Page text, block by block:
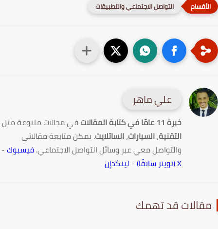
التواصل الاجتماعي والتطبيقات
علي ماهر
خبرة 11 عامًا في كتابة المقالات
في مجالات متنوعة مثل
التقنية،السيارات،الساتلايت. يمكن متابعة مقالاتي
والتواصل معي عبر وسائل التواصل الاجتماعي.فيسبوك-
-لينكدإن
قد تهمك